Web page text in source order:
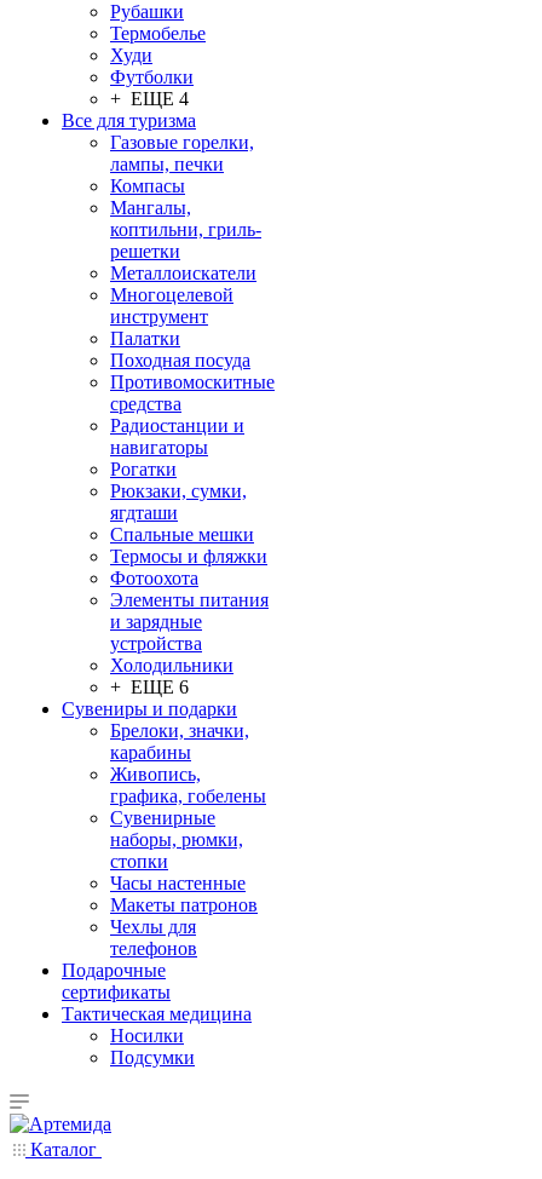
Рубашки
Термобелье
Худи
Футболки
+ ЕЩЕ 4
Все для туризма
Газовые горелки,
лампы, печки
Компасы
Мангалы,
коптильни, гриль-
решетки
Металлоискатели
Многоцелевой
инструмент
Палатки
Походная посуда
Противомоскитные
средства
Радиостанции и
навигаторы
Рогатки
Рюкзаки, сумки,
ягдташи
Спальные мешки
Термосы и фляжки
Фотоохота
Элементы питания
и зарядные
устройства
Холодильники
+ ЕЩЕ 6
Сувениры и подарки
Брелоки, значки,
карабины
Живопись,
графика, гобелены
Сувенирные
наборы, рюмки,
стопки
Часы настенные
Макеты патронов
Чехлы для
телефонов
Подарочные
сертификаты
Тактическая медицина
Носилки
Подсумки
Каталог